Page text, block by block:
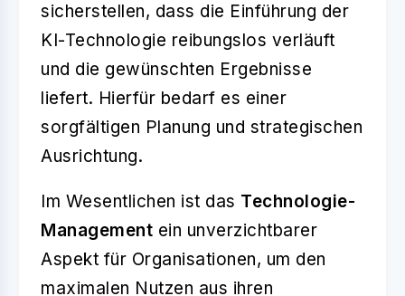
sicherstellen, dass die Einführung der
KI-Technologie reibungslos verläuft
und die gewünschten Ergebnisse
liefert. Hierfür bedarf es einer
sorgfältigen Planung und strategischen
Ausrichtung.
Im Wesentlichen ist das Technologie-
Management ein unverzichtbarer
Aspekt für Organisationen, um den
maximalen Nutzen aus ihren